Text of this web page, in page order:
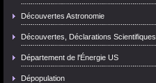
Découvertes Astronomie
Découvertes, Déclarations Scientifiques
Département de l'Énergie US
Dépopulation